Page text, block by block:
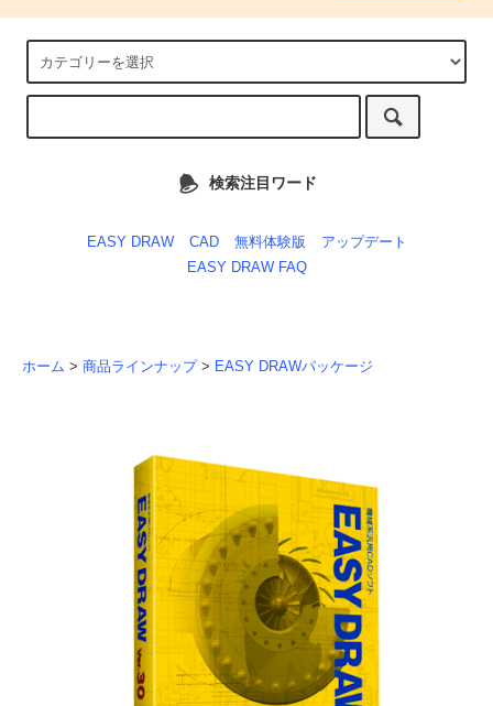
検索注目ワード
EASY DRAW CAD 無料体験版
アップデート
EASY DRAW FAQ
ホーム > 商品ラインナップ > EASY DRAWパッケージ